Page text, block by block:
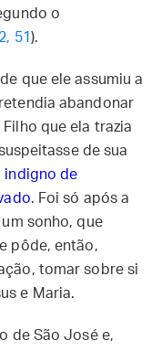
o
2, 51 ).
que ele assumiu a
abandonar
que ela trazia
de sua
indigno de
. Foi só após a
sonho, que
pôde, então,
tomar sobre si
e Maria.
de São José e,